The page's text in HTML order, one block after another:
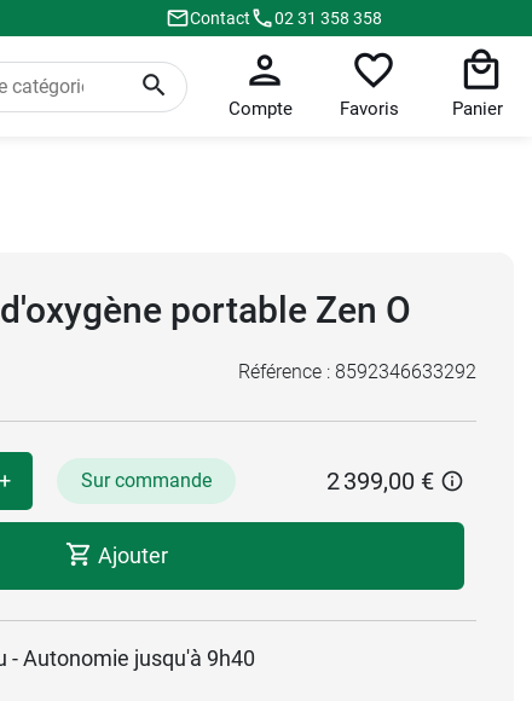
Contact 02 31 358 358
Compte Favoris Panier
portable Zen O
Référence : 8592346633292
+ Sur commande 2 399,00 €
Ajouter
- Autonomie jusqu'à 9h40